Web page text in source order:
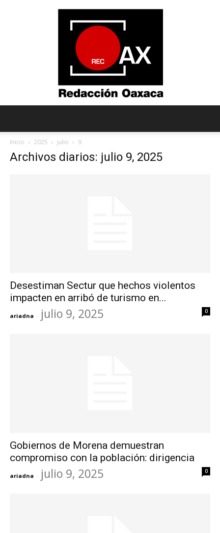
Inicio 2025 julio 9
Archivos diarios: julio 9, 2025
Desestiman Sectur que hechos violentos
impacten en arribó de turismo en...
ariadna - julio 9, 2025 0
Gobiernos de Morena demuestran
compromiso con la población: dirigencia
ariadna - julio 9, 2025 0